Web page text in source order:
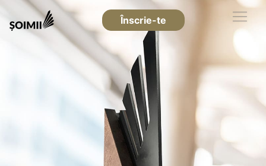
Înscrie-te